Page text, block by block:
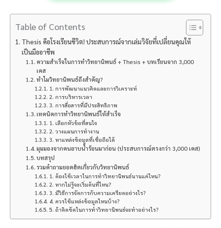
Table of Contents
Thesis คือโรงเรียนชีวิต! ประสบการณ์จากเล่มวิจัยที่เปลี่ยนคุณให้
เป็นมืออาชีพ
ความสำเร็จในการทำวิทยานิพนธ์ + Thesis + บทเรียนจาก 3,000
เคส
ทำไมวิทยานิพนธ์ถึงสำคัญ?
1. การพัฒนาแนวคิดและการวิเคราะห์
2. การบริหารเวลา
3. การสื่อสารที่มีประสิทธิภาพ
เทคนิคการทำวิทยานิพนธ์ให้สำเร็จ
1. เลือกหัวข้อที่สนใจ
2. วางแผนการทำงาน
3. หาแหล่งข้อมูลที่เชื่อถือได้
มุมมองจากคนอาบน้ำร้อนมาก่อน (ประสบการณ์ตรงกว่า 3,000 เคส)
บทสรุป
รวมคำถามยอดฮิตเกี่ยวกับวิทยานิพนธ์
1. ต้องใช้เวลาในการทำวิทยานิพนธ์นานแค่ไหน?
2. หากไม่รู้จะเริ่มต้นที่ไหน?
3. มีวิธีการจัดการกับความเครียดอย่างไร?
4. ควรใช้แหล่งข้อมูลไหนบ้าง?
5. ถ้าติดขัดในการทำวิทยานิพนธ์จะทำอย่างไร?